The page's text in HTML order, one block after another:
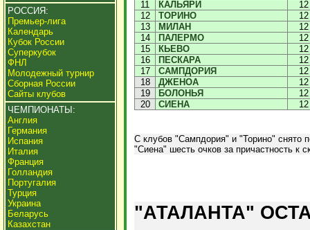
РОССИЯ:
Премьер-лига
Календарь
Кубок России
Суперкубок
ФНЛ
Молодежный турнир
Сборная России
Сайты клубов
ЧЕМПИОНАТЫ:
Англия
Германия
Испания
Италия
Франция
Голландия
Португалия
Турция
Украина
Беларусь
Казахстан
11
КАЛЬЯРИ
12
12
ТОРИНО
12
13
МИЛАН
12
14
ПАЛЕРМО
12
15
КЬЕВО
12
16
ПЕСКАРА
12
17
САМПДОРИЯ
12
18
ДЖЕНОА
12
19
БОЛОНЬЯ
12
20
СИЕНА 12
С клубов "Сампдория" и "Торино" снято
"Сиена" шесть очков за причастность к
"АТАЛАНТА"